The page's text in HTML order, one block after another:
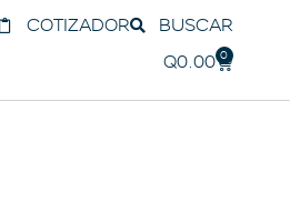
COTIZADOR
BUSCAR
Q0.00 0